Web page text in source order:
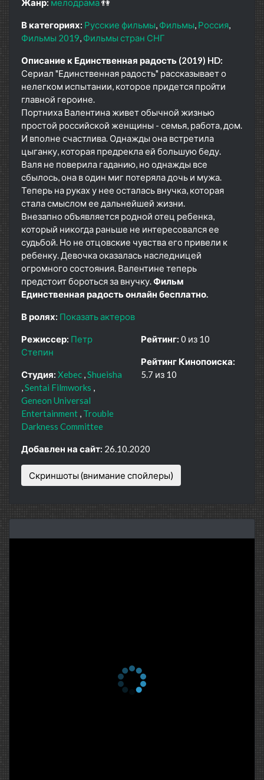
Жанр: мелодрама👫
В категориях: Русские фильмы Фильмы Россия
Фильмы 2019 Фильмы стран СНГ
Описание к Единственная радость (2019) HD:
Сериал "Единственная радость" рассказывает о
нелегком испытании, которое придется пройти
главной героине.
Портниха Валентина живет обычной жизнью
простой российской женщины - семья, работа, дом.
И вполне счастлива. Однажды она встретила
цыганку, которая предрекла ей большую беду.
Валя не поверила гаданию, но однажды все
сбылось, она в один миг потеряла дочь и мужа.
Теперь на руках у нее осталась внучка, которая
стала смыслом ее дальнейшей жизни.
Внезапно объявляется родной отец ребенка,
который никогда раньше не интересовался ее
судьбой. Но не отцовские чувства его привели к
ребенку. Девочка оказалась наследницей
огромного состояния. Валентине теперь
предстоит бороться за внучку.Фильм
Единственная радость онлайн бесплатно.
В ролях: Показать актеров
Режиссер: Петр
Степин
Студия: Xebec Shueisha
Sentai Filmworks
Geneon Universal
Entertainment Trouble
Darkness Committee
Рейтинг: 0 из 10
Рейтинг Кинопоиска:
5.7 из 10
Добавлен на сайт: 26.10.2020
Скриншоты (внимание спойлеры)